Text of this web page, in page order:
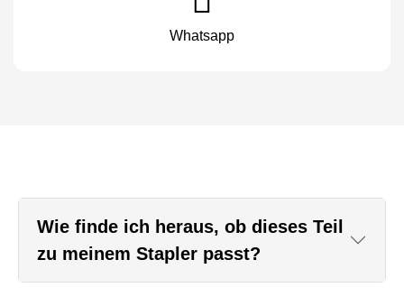
Whatsapp
Wie finde ich heraus, ob dieses Teil
zu meinem Stapler passt?